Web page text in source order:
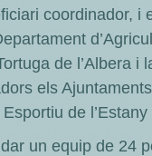
coordinador,
de l’Albera
els
de
un equip de 24